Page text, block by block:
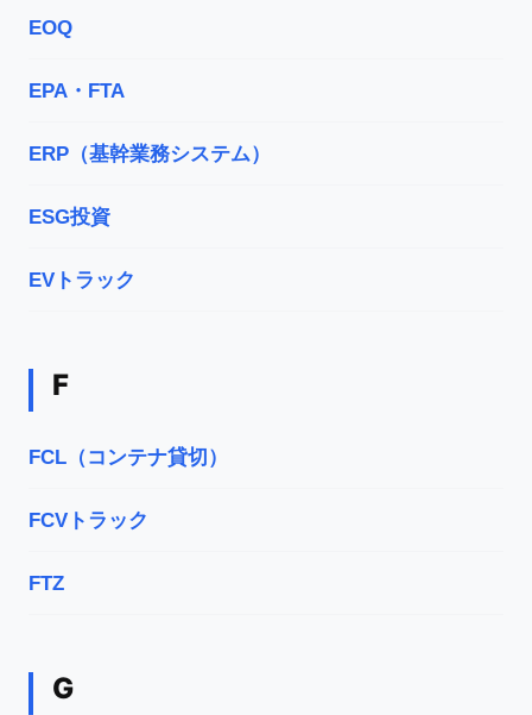
EOQ
EPA・FTA
ERP（基幹業務システム）
ESG投資
EVトラック
F
FCL（コンテナ貸切）
FCVトラック
FTZ
G